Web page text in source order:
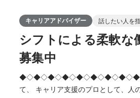
キャリアアドバイザー 話したい人を
シフトによる柔軟な
募集中
◆◇◆◇◆◇◆◇◆◇◆◇◆◇◆◇◆◇◆◇◆◇◆◇◆◇◆◇ 今回募集する
て、 キャリア支援のプロとして、人の未来をサポートす